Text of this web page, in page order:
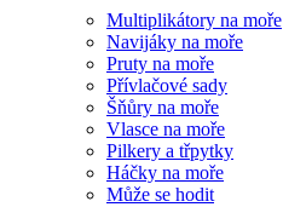
Multiplikátory na moře
Navijáky na moře
Pruty na moře
Přívlačové sady
Šňůry na moře
Vlasce na moře
Pilkery a třpytky
Háčky na moře
Může se hodit